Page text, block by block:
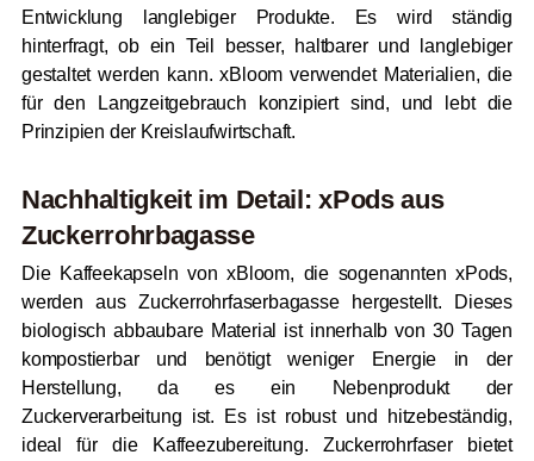
Entwicklung langlebiger Produkte. Es wird ständig
hinterfragt, ob ein Teil besser, haltbarer und langlebiger
gestaltet werden kann. xBloom verwendet Materialien, die
für den Langzeitgebrauch konzipiert sind, und lebt die
Prinzipien der Kreislaufwirtschaft.
Nachhaltigkeit im Detail: xPods aus
Zuckerrohrbagasse
Die Kaffeekapseln von xBloom, die sogenannten xPods,
werden aus Zuckerrohrfaserbagasse hergestellt. Dieses
biologisch abbaubare Material ist innerhalb von 30 Tagen
kompostierbar und benötigt weniger Energie in der
Herstellung, da es ein Nebenprodukt der
Zuckerverarbeitung ist. Es ist robust und hitzebeständig,
ideal für die Kaffeezubereitung. Zuckerrohrfaser bietet